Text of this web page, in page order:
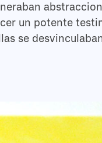
un potente
se